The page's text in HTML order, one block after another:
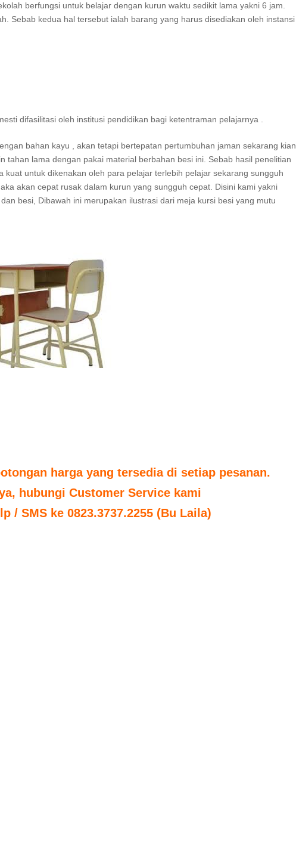
berfungsi untuk belajar dengan kurun waktu sedikit lama yakni 6 jam.
Sebab kedua hal tersebut ialah barang yang harus disediakan oleh instansi
difasilitasi oleh institusi pendidikan bagi ketentraman pelajarnya .
bahan kayu , akan tetapi bertepatan pertumbuhan jaman sekarang kian
tahan lama dengan pakai material berbahan besi ini. Sebab hasil penelitian
untuk dikenakan oleh para pelajar terlebih pelajar sekarang sungguh
akan cepat rusak dalam kurun yang sungguh cepat. Disini kami yakni
besi, Dibawah ini merupakan ilustrasi dari meja kursi besi yang mutu
harga yang tersedia di setiap pesanan.
hubungi Customer Service kami
/ SMS ke 0823.3737.2255 (Bu Laila)